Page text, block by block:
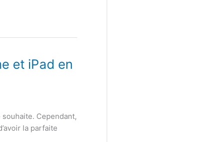
et iPad en
Cependant,
la parfaite